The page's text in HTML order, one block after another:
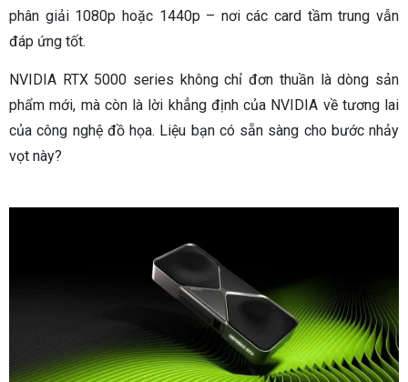
phân giải 1080p hoặc 1440p – nơi các card tầm trung vẫn
đáp ứng tốt.
NVIDIA RTX 5000 series không chỉ đơn thuần là dòng sản
phẩm mới, mà còn là lời khẳng định của NVIDIA về tương lai
của công nghệ đồ họa. Liệu bạn có sẵn sàng cho bước nhảy
vọt này?